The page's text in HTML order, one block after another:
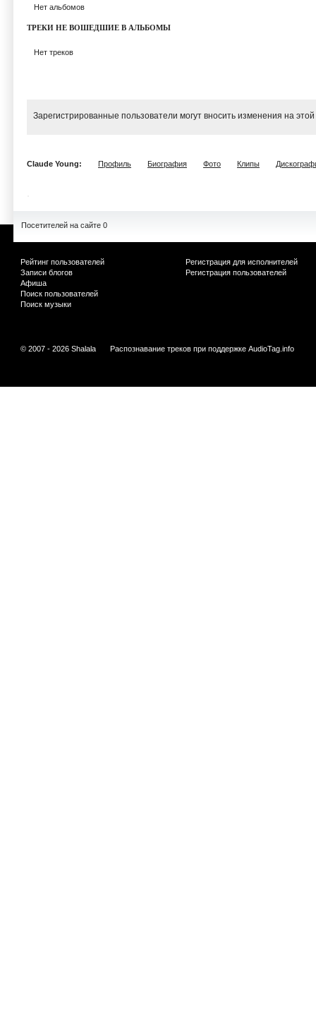
Нет альбомов
ТРЕКИ НЕ ВОШЕДШИЕ В АЛЬБОМЫ
Нет треков
Зарегистрированные пользователи могут вносить изменения на
Claude Young: Профиль Биография Фото Клипы
Посетителей на сайте 0
Рейтинг пользователей
Записи блогов
Афиша
Поиск пользователей
Поиск музыки
Регистрация для исполнителей
Регистрация пользователей
© 2007 - 2026 Shalala Распознавание треков при поддержке AudioTag.info